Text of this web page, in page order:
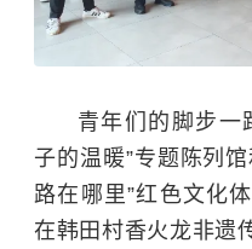
青年们的脚步一
子的温暖”专题陈列
路在哪里”红色文化
在韩田村香火龙非遗